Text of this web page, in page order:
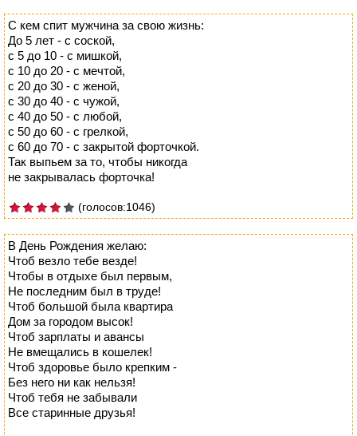
С кем спит мужчина за свою жизнь:
До 5 лет - с соской,
с 5 до 10 - с мишкой,
с 10 до 20 - с мечтой,
с 20 до 30 - с женой,
с 30 до 40 - с чужой,
с 40 до 50 - с любой,
с 50 до 60 - с грелкой,
с 60 до 70 - с закрытой форточкой.
Так выпьем за то, чтобы никогда
не закрывалась форточка!
(голосов:1046)
В День Рождения желаю:
Чтоб везло тебе везде!
Чтобы в отдыхе был первым,
Не последним был в труде!
Чтоб большой была квартира
Дом за городом высок!
Чтоб зарплаты и авансы
Не вмещались в кошелек!
Чтоб здоровье было крепким -
Без него ни как нельзя!
Чтоб тебя не забывали
Все старинные друзья!